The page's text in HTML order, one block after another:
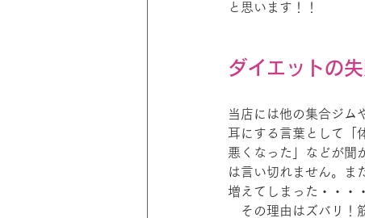
と思います！！
ダイエットの失
当店には他の集合ジム
耳にする言葉として「
悪くなった」などが聞
は言い切れません。ま
増えてしまった・・・
その理由はズバリ！